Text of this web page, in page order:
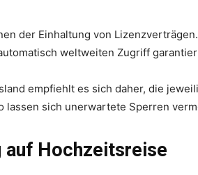
der Einhaltung von
weltweiten Zugriff
empfiehlt es sich daher, die
lassen sich unerwartete Sperren
auf Hochzeitsreise